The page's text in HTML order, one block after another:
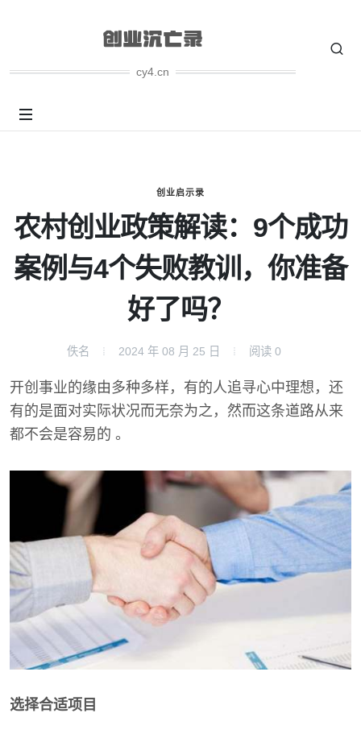
cy4.cn
创业启示录
农村创业政策解读：9个成功
案例与4个失败教训，你准备
好了吗？
佚名 2024 年 08 月 25 日 阅读 0
开创事业的缘由多种多样，有的人追寻心中理想，还
有的是面对实际状况而无奈为之，然而这条道路从来
都不会是容易的 。
选择合适项目